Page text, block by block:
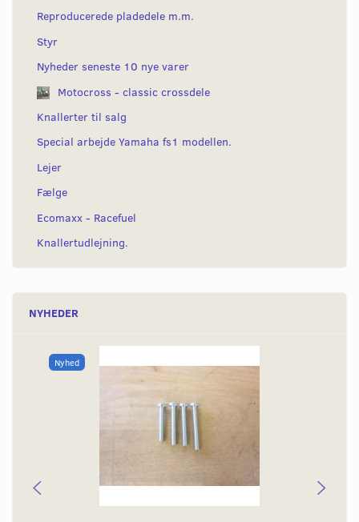
Reproducerede pladedele m.m.
Styr
Nyheder seneste 10 nye varer
Motocross - classic crossdele
Knallerter til salg
Special arbejde Yamaha fs1 modellen.
Lejer
Fælge
Ecomaxx - Racefuel
Knallertudlejning.
NYHEDER
Nyhed